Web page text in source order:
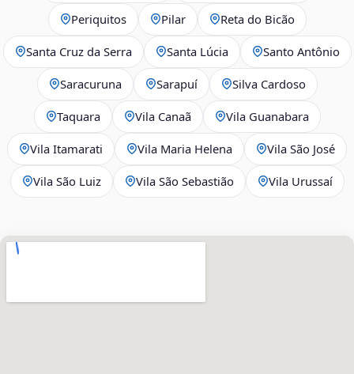
Periquitos Pilar Reta do Bicão
Santa Cruz da Serra Santa Lúcia Santo Antônio
Saracuruna Sarapuí Silva Cardoso
Taquara Vila Canaã Vila Guanabara
Vila Itamarati Vila Maria Helena Vila São José
Vila São Luiz Vila São Sebastião Vila Urussaí